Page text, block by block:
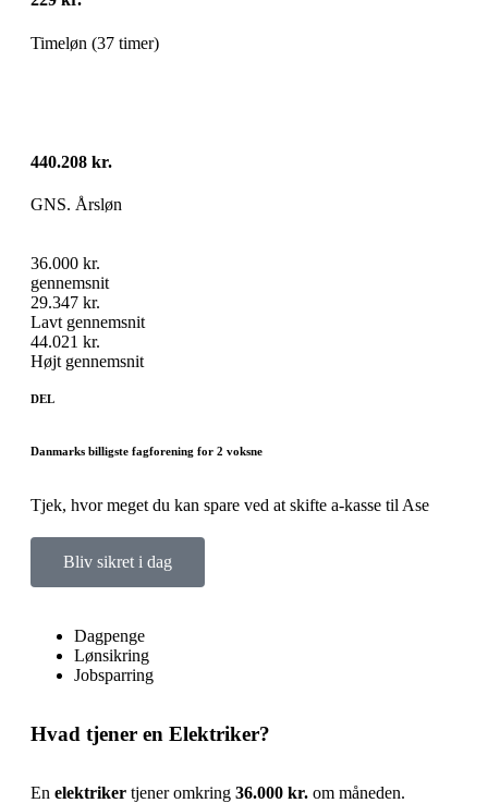
Timeløn (37 timer)
440.208 kr.
GNS. Årsløn
36.000 kr.
gennemsnit
29.347 kr.
Lavt gennemsnit
44.021 kr.
Højt gennemsnit
DEL
Danmarks billigste fagforening for 2 voksne
Tjek, hvor meget du kan spare ved at skifte a-kasse til Ase
Bliv sikret i dag
Dagpenge
Lønsikring
Jobsparring
Hvad tjener en Elektriker?
En elektriker tjener omkring 36.000 kr. om måneden.